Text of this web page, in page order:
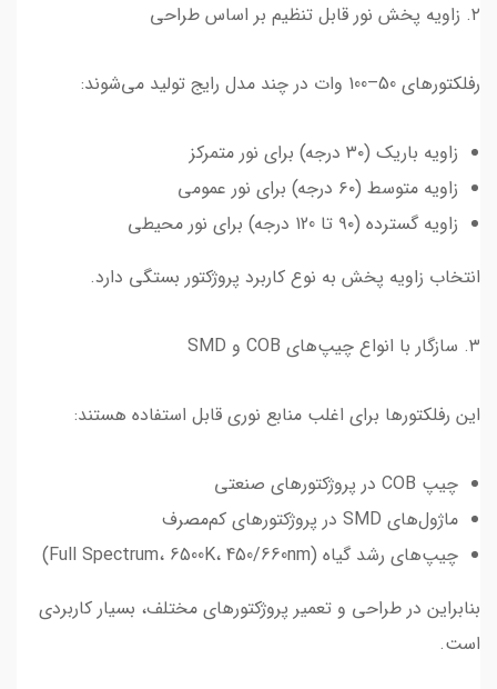
۲. زاویه پخش نور قابل تنظیم بر اساس طراحی
رفلکتورهای 50–100 وات در چند مدل رایج تولید می‌شوند:
زاویه باریک (۳۰ درجه) برای نور متمرکز
زاویه متوسط (۶۰ درجه) برای نور عمومی
زاویه گسترده (۹۰ تا 120 درجه) برای نور محیطی
انتخاب زاویه پخش به نوع کاربرد پروژکتور بستگی دارد.
۳. سازگار با انواع چیپ‌های COB و SMD
این رفلکتورها برای اغلب منابع نوری قابل استفاده هستند:
چیپ COB در پروژکتورهای صنعتی
ماژول‌های SMD در پروژکتورهای کم‌مصرف
چیپ‌های رشد گیاه (Full Spectrum، 6500K، 450/660nm)
بنابراین در طراحی و تعمیر پروژکتورهای مختلف، بسیار کاربردی
است.